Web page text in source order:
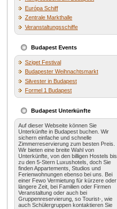
Európa Schiff
Zentrale Markthalle
Veranstaltungsschiffe
Budapest Events
Sziget Festival
Budapester Weihnachtsmarkt
Silvester in Budapest
Formel 1 Budapest
Budapest Unterkünfte
Auf dieser Webseite können Sie
Unterkünfte in Budapest buchen. Wir
sichern einfache und schnelle
Zimmerreservierung zum besten Preis.
Wir bieten eine breite Wahl von
Unterkünfte, von den billigen Hostels bis
zu den 5-Stern Luxushotels, doch Sie
finden Appartements, Studios und
Ferienwohnungen ebenso bei uns. Bei
einer Fewo Vermietung für kürzere oder
längere Zeit, bei Familien oder Firmen
Veranstaltung oder auch bei
Gruppenreservierung, so Tourist-, wie
auch Schülergruppen kontaktieren Sie